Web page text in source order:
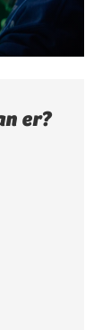
er?